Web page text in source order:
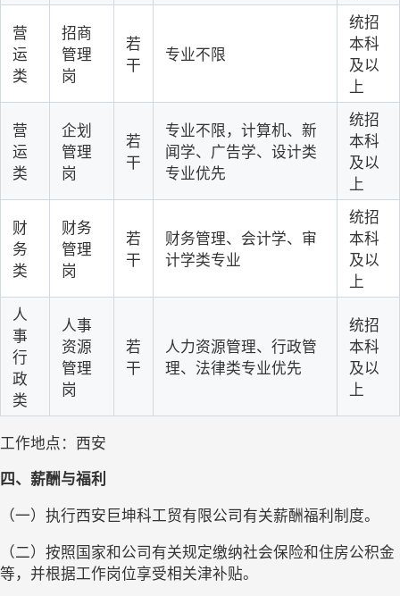
营
运
类
招商
管理
岗
若
干
专业不限
统招
本科
及以
上
营
运
类
企划
管理
岗
若
干
专业不限，计算机、新
闻学、广告学、设计类
专业优先
统招
本科
及以
上
财
务
类
财务
管理
岗
若
干
财务管理、会计学、审
计学类专业
统招
本科
及以
上
人
事
行
政
类
人事
资源
管理
岗
若
干
人力资源管理、行政管
理、法律类专业优先
统招
本科
及以
上
工作地点：西安
四、薪酬与福利
（一）执行西安巨坤科工贸有限公司有关薪酬福利制度。
（二）按照国家和公司有关规定缴纳社会保险和住房公积金
等，并根据工作岗位享受相关津补贴。